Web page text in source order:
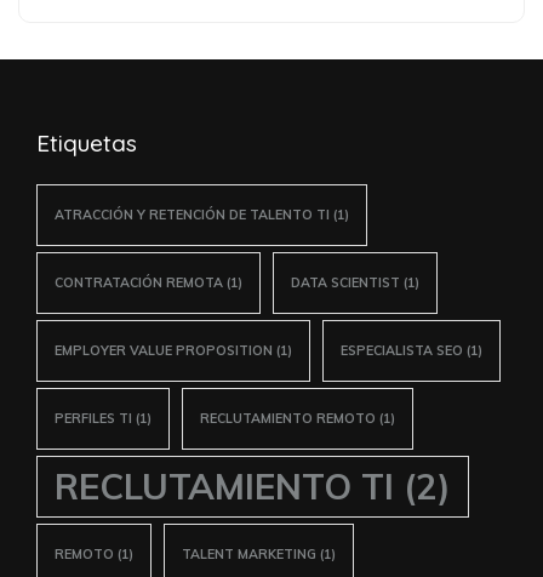
Etiquetas
ATRACCIÓN Y RETENCIÓN DE TALENTO TI (1)
CONTRATACIÓN REMOTA (1) DATA SCIENTIST (1)
EMPLOYER VALUE PROPOSITION (1) ESPECIALISTA SEO (1)
PERFILES TI (1) RECLUTAMIENTO REMOTO (1)
RECLUTAMIENTO TI (2)
REMOTO (1) TALENT MARKETING (1)